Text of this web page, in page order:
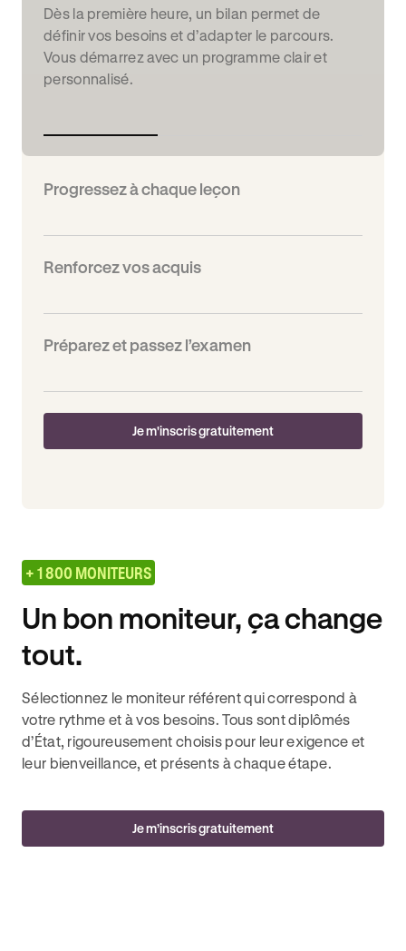
Dès la première heure, un bilan permet de
définir vos besoins et d’adapter le parcours.
Vous démarrez avec un programme clair et
personnalisé.
Progressez à chaque leçon
Renforcez vos acquis
Préparez et passez l’examen
Je m'inscris gratuitement
+ 1 800 MONITEURS
Un bon moniteur, ça change
tout.
Sélectionnez le moniteur référent qui correspond à
votre rythme et à vos besoins. Tous sont diplômés
d’État, rigoureusement choisis pour leur exigence et
leur bienveillance, et présents à chaque étape.
Je m’inscris gratuitement